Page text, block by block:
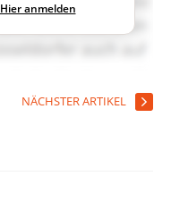
Hier anmelden
NÄCHSTER ARTIKEL